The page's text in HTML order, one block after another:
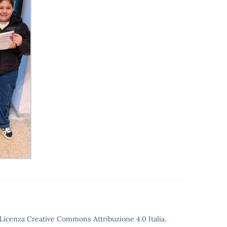
Creative Commons Attribuzione 4.0 Italia.